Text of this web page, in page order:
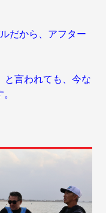
だから、アフター
と言われても、今な